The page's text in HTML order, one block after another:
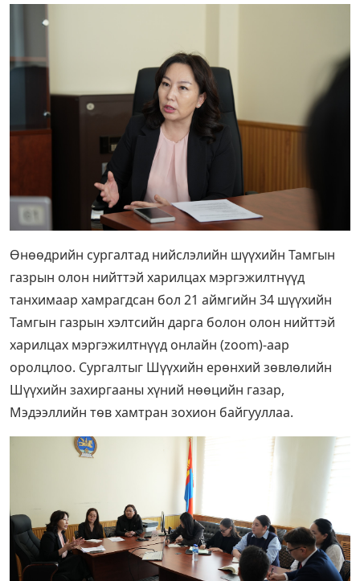
Өнөөдрийн сургалтад нийслэлийн шүүхийн Тамгын
газрын олон нийттэй харилцах мэргэжилтнүүд
танхимаар хамрагдсан бол 21 аймгийн 34 шүүхийн
Тамгын газрын хэлтсийн дарга болон олон нийттэй
харилцах мэргэжилтнүүд онлайн (zoom)-аар
оролцлоо. Сургалтыг Шүүхийн ерөнхий зөвлөлийн
Шүүхийн захиргааны хүний нөөцийн газар,
Мэдээллийн төв хамтран зохион байгууллаа.